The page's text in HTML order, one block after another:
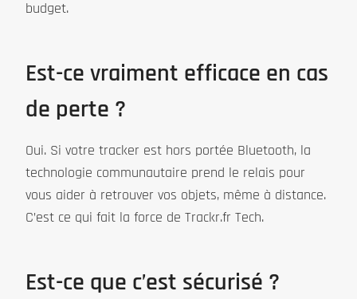
budget.
Est-ce vraiment efficace en cas
de perte ?
Oui. Si votre tracker est hors portée Bluetooth, la
technologie communautaire prend le relais pour
vous aider à retrouver vos objets, même à distance.
C’est ce qui fait la force de Trackr.fr Tech.
Est-ce que c’est sécurisé ?